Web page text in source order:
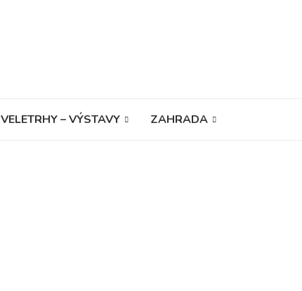
VELETRHY – VÝSTAVY ZAHRADA